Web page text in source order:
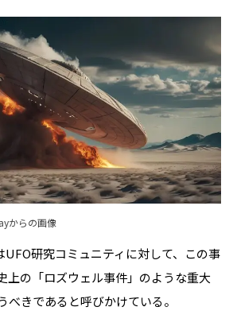
からの画像
研究コミュニティに対して、この事
上の「ロズウェル事件」のような重大
べきであると呼びかけている。